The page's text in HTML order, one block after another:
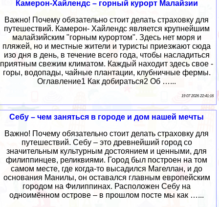
Камерон-Хайлендс – горный курорт Малайзии
Важно! Почему обязательно стоит делать страховку для
путешествий. Камерон- Хайлендс является крупнейшим
малайзийским "горным курортом". Здесь нет моря и
пляжей, но и местные жители и туристы приезжают сюда
изо дня в день, в течение всего года, чтобы насладиться
приятным свежим климатом. Каждый находит здесь свое -
горы, водопады, чайные плантации, клубничные фермы.
Оглавление1 Как добираться2 Об …...
19 07 2026 22:41:16
Себу – чем заняться в городе и дом нашей мечты
Важно! Почему обязательно стоит делать страховку для
путешествий. Себу – это древнейший город со
значительным культурным достоянием и ценными, для
филиппинцев, реликвиями. Город был построен на том
самом месте, где когда-то высадился Магеллан, и до
основания Манилы, он оставался главным европейским
городом на Филиппинах. Расположен Себу на
одноимённом острове – в прошлом посте мы как …...